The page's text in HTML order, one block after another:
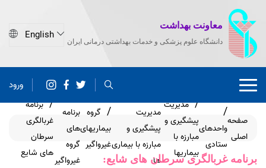
معاونت بهداشت
دانشگاه علوم پزشکی و خدمات بهداشتی درمانی ایران
ورود
صفحه
اصلی
واحدهای
ستادی
مدیریت
پیشگیری و
مبارزه با
بیماریها
مدیریت
پیشگیری و
مبارزه با بیماری
ها
گروه
بیماریهای
غیرواگیر
برنامه
های
گروه
غیرواگیر
برنامه
غربالگری
سرطان
های شایع
برنامه غربالگری سرطان های شایع: